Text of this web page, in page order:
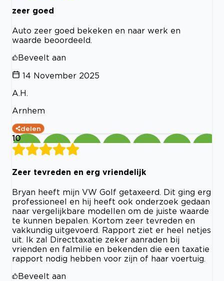
zeer goed
Auto zeer goed bekeken en naar werk en
waarde beoordeeld.
Beveelt aan
14 November 2025
A.H.
Arnhem
delen
10
Zeer tevreden en erg vriendelijk
Bryan heeft mijn VW Golf getaxeerd. Dit ging erg
professioneel en hij heeft ook onderzoek gedaan
naar vergelijkbare modellen om de juiste waarde
te kunnen bepalen. Kortom zeer tevreden en
vakkundig uitgevoerd. Rapport ziet er heel netjes
uit. Ik zal Directtaxatie zeker aanraden bij
vrienden en falmilie en bekenden die een taxatie
rapport nodig hebben voor zijn of haar voertuig.
Beveelt aan